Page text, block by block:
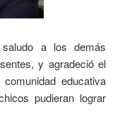
a los demás
y agradeció el
educativa
pudieran lograr